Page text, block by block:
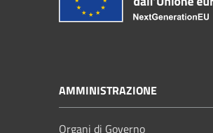
AMMINISTRAZIONE
Organi di Governo